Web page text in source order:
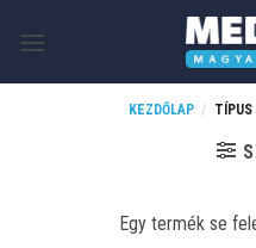
KEZDŐLAP /
Egy termék se